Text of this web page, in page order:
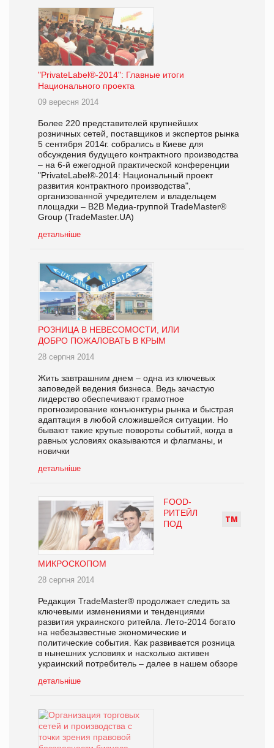
"PrivateLabel®-2014": Главные итоги
Национального проекта
09 вересня 2014
Более 220 представителей крупнейших
розничных сетей, поставщиков и экспертов рынка
5 сентября 2014г. собрались в Киеве для
обсуждения будущего контрактного производства
– на 6-й ежегодной практической конференции
"PrivateLabel®-2014: Национальный проект
развития контрактного производства",
организованной учредителем и владельцем
площадки – В2В Медиа-группой TradeMaster®
Group (TradeMaster.UA)
детальніше
РОЗНИЦА В НЕВЕСОМОСТИ, ИЛИ
ДОБРО ПОЖАЛОВАТЬ В КРЫМ
28 серпня 2014
Жить завтрашним днем – одна из ключевых
заповедей ведения бизнеса. Ведь зачастую
лидерство обеспечивают грамотное
прогнозирование конъюнктуры рынка и быстрая
адаптация в любой сложившейся ситуации. Но
бывают такие крутые повороты событий, когда в
равных условиях оказываются и флагманы, и
новички
детальніше
ТМ
FOOD-
РИТЕЙЛ
ПОД
МИКРОСКОПОМ
28 серпня 2014
Редакция TradeMaster® продолжает следить за
ключевыми изменениями и тенденциями
развития украинского ритейла. Лето-2014 богато
на небезызвестные экономические и
политические события. Как развивается розница
в нынешних условиях и насколько активен
украинский потребитель – далее в нашем обзоре
детальніше